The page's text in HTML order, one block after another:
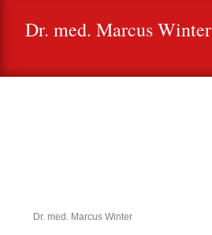
Dr. med. Marcus Winter
Dr. med. Marcus Winter